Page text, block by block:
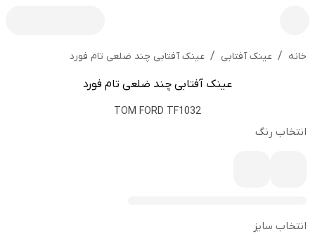
خانه / عینک آفتابی / عینک آفتابی چند ضلعی تام فورد
عینک آفتابی چند ضلعی تام فورد
TOM FORD TF1032
انتخاب رنگ
انتخاب سایز